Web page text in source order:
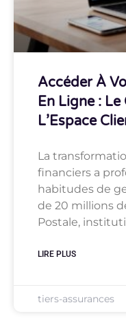
Accéder À
En Ligne :
L’Espace
La
financiers a
habitudes de
de 20 millions
Postale,
LIRE PLUS
tiers-assurances